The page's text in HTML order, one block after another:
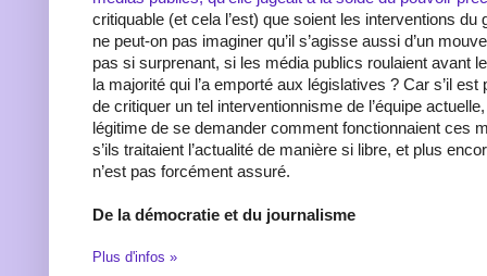
critiquable (et cela l’est) que soient les interventions du
ne peut-on pas imaginer qu’il s’agisse aussi d’un
pas si surprenant, si les média publics roulaient avant
la majorité qui l’a emporté aux législatives ? Car s’il
de critiquer un tel interventionnisme de l’équipe
légitime de se demander comment fonctionnaient ces
s’ils traitaient l’actualité de manière si libre, et plus
n’est pas forcément assuré.
De la démocratie et du journalisme
Plus d'infos »